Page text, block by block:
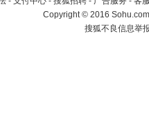
Copyright©2016
搜狐不良信息举